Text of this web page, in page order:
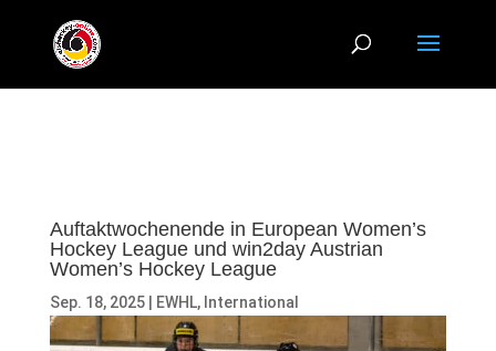
Auftaktwochenende in European Women’s
Hockey League und win2day Austrian
Women’s Hockey League
Sep. 18, 2025| EWHL, International